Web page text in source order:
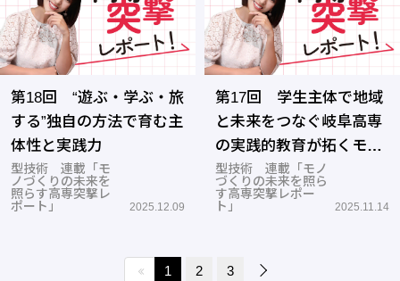
第18回 “遊ぶ・学ぶ・旅
する”独自の方法で育む主
体性と実践力
型技術 連載「モ
ノづくりの未来を
照らす高専突撃レ
ポート」
2025.12.09
第17回 学生主体で地域
と未来をつなぐ岐阜高専
の実践的教育が拓くモノ
づくりの新潮流
型技術 連載「モノ
づくりの未来を照ら
す高専突撃レポー
ト」
2025.11.14
1 2 3